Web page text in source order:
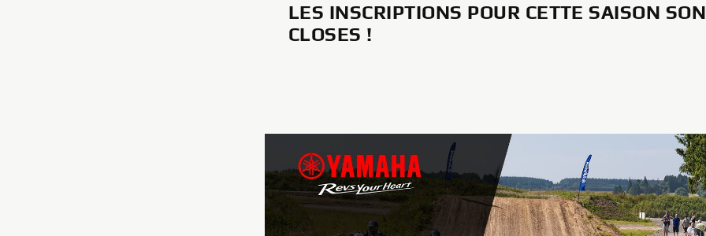
LES INSCRIPTIONS POUR CETTE SAISON
CLOSES !